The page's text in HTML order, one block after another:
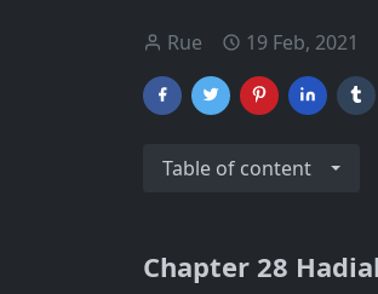
Rue 19 Feb, 2021
Table of content
Chapter 28